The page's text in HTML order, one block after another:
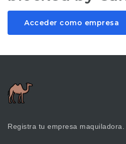
Acceder como empresa
Registra tu empresa maquiladora.